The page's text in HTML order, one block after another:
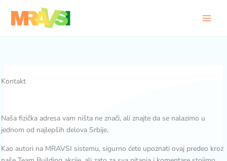
sadržaj
Kontakt
Naša fizička adresa vam ništa ne znači, ali znajte da se nalazimo u
jednom od najlepših delova Srbije.
Kao autori na MRAVSI sistemu, sigurno ćete upoznati ovaj predeo kroz